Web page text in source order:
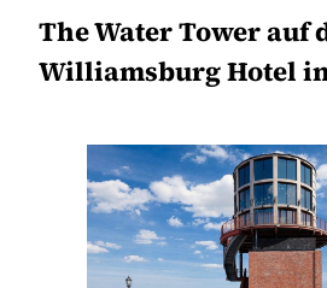
The Water Tower auf
Williamsburg Hotel